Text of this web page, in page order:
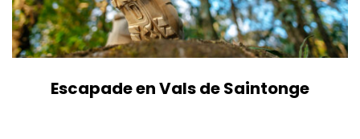
Escapade en Vals de Saintonge